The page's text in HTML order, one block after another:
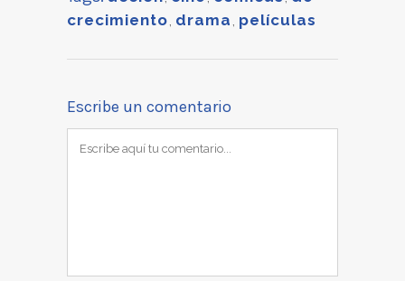
crecimiento, drama, películas
Escribe un comentario